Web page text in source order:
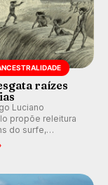
raízes
Luciano
propõe releitura
do surfe,
a cultura polinésia
esporte e indústria.